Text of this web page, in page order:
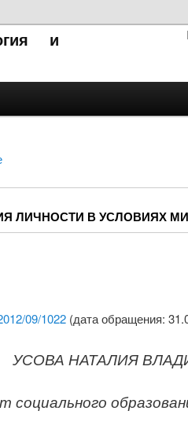
и
ЛИЧНОСТИ В УСЛОВИЯХ
09/1022(дата обращения:
УСОВА НАТАЛИЯ
социального